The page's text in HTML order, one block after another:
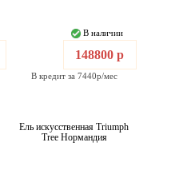
В наличии
148800 р
В кредит за 7440р/мес
Ель искусственная Triumph
Tree Нормандия